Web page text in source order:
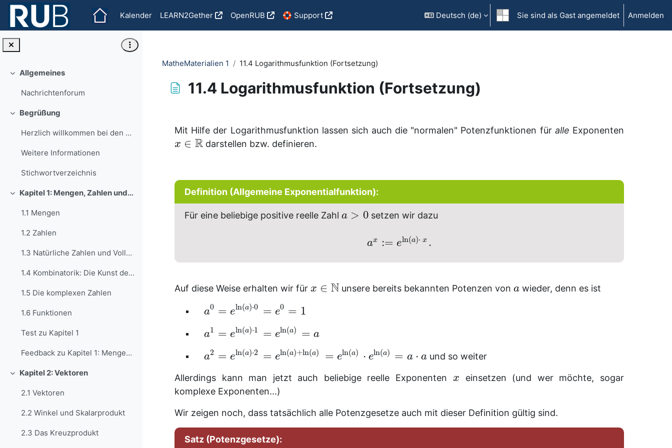
Zum Hauptinhalt
Kalender
LEARN2Gether OpenRUB 🛟 Support Deutsch ‎(de)‎ Sie sind als Gast angemeldet Anmelden
Einklappen
Allgemeines
Nachrichtenforum
Einklappen
Begrüßung
Herzlich willkommen bei den MatheMaterialien 1 !Si...
Weitere Informationen
Stichwortverzeichnis
Einklappen Kapitel 1: Mengen, Zahlen und Funktionen
1.1 Mengen
1.2 Zahlen
1.3 Natürliche Zahlen und Vollständige Induktion
1.4 Kombinatorik: Die Kunst des Abzählens
1.5 Die komplexen Zahlen
1.6 Funktionen
Test zu Kapitel 1
Feedback zu Kapitel 1: Mengen, Zahlen und Funktionen
Einklappen
Kapitel 2: Vektoren
2.1 Vektoren
2.2 Winkel und Skalarprodukt
2.3 Das Kreuzprodukt
MatheMaterialien 1 11.4 Logarithmusfunktion (Fortsetzung)
11.4 Logarithmusfunktion (Fortsetzung)
Mit Hilfe der Logarithmusfunktion lassen sich auch die "normalen" Potenzfunktionen für alle Exponenten
x ∈ R darstellen bzw. definieren.
Definition (Allgemeine Exponentialfunktion):
Für eine beliebige positive reelle Zahl a > 0 setzen wir dazu
ax := eln(a)⋅ x .
Auf diese Weise erhalten wir für x ∈ N unsere bereits bekannten Potenzen vona wieder, denn es ist
a0 = eln(a)⋅0 = e0 = 1
a1 = eln(a)⋅1 = eln(a) = a
a2 = eln(a)⋅2 = eln(a)+ln(a) = eln(a) ⋅ eln(a) = a ⋅ a und so weiter
Allerdings kann man jetzt auch beliebige reelle Exponenten x einsetzen (und wer möchte, sogar
komplexe Exponenten...)
Wir zeigen noch, dass tatsächlich alle Potenzgesetze auch mit dieser Definition gültig sind.
Satz (Potenzgesetze):